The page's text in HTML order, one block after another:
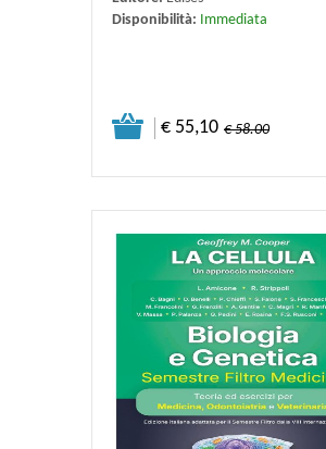
Disponibilità: Immediata
€ 55,10 € 58.00